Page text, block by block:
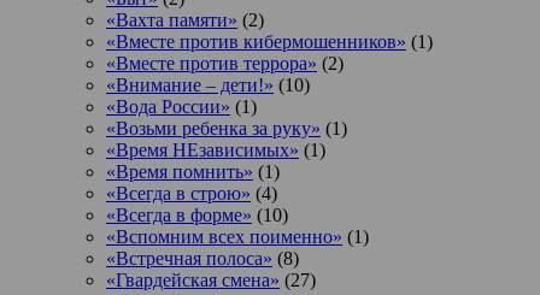
«Вахта памяти» (2)
«Вместе против кибермошенников» (1)
«Вместе против террора» (2)
«Внимание – дети!» (10)
«Вода России» (1)
«Возьми ребенка за руку» (1)
«Время НЕзависимых» (1)
«Время помнить» (1)
«Всегда в строю» (4)
«Всегда в форме» (10)
«Вспомним всех поименно» (1)
«Встречная полоса» (8)
«Гвардейская смена» (27)